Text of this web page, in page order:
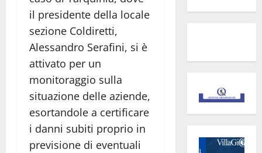
il presidente della locale
sezione Coldiretti,
Alessandro Serafini, si è
attivato per un
monitoraggio sulla
situazione delle aziende,
esortandole a certificare
i danni subiti proprio in
previsione di eventuali